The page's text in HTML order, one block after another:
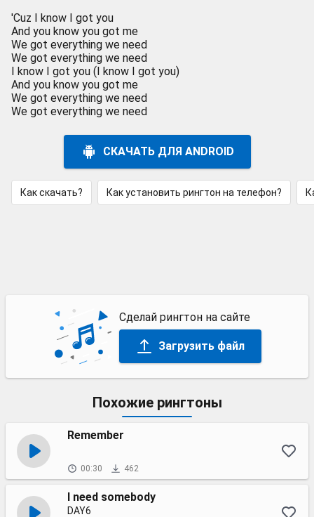
'Cuz I know I got you
And you know you got me
We got everything we need
We got everything we need
I know I got you (I know I got you)
And you know you got me
We got everything we need
We got everything we need
СКАЧАТЬ ДЛЯ ANDROID
Как скачать? Как установить рингтон на телефон?
Сделай рингтон на сайте
Загрузить файл
Похожие рингтоны
Remember
00:30 462
I need somebody
DAY6